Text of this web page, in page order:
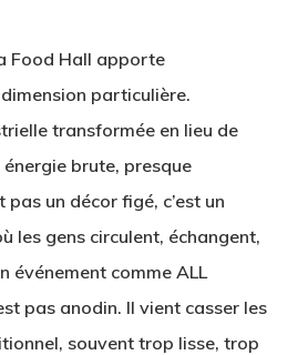
Food Hall apporte
particulière.
transformée en lieu de
brute, presque
pas un décor figé, c’est un
les gens circulent, échangent,
événement comme ALL
pas anodin. Il vient casser les
souvent trop lisse, trop